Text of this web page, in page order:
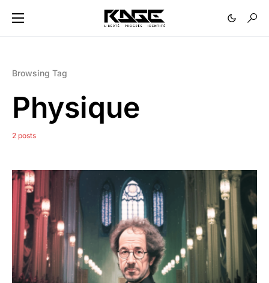
Browsing Tag
Physique
2 posts